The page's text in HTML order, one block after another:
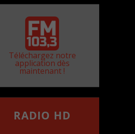
Téléchargez notre
application dès
maintenant !
RADIO HD